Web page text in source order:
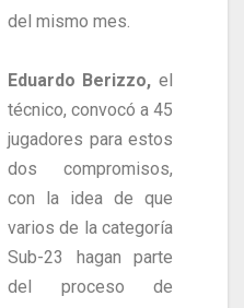
del mismo mes.
Eduardo Berizzo, el
técnico, convocó a 45
jugadores para estos
dos compromisos,
con la idea de que
varios de la categoría
Sub-23 hagan parte
del proceso de